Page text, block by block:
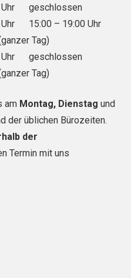
geschlossen
15:00 – 19:00 Uhr
Tag)
geschlossen
Tag)
am Montag, Dienstagund
der üblichen Bürozeiten.
der
Termin mit uns